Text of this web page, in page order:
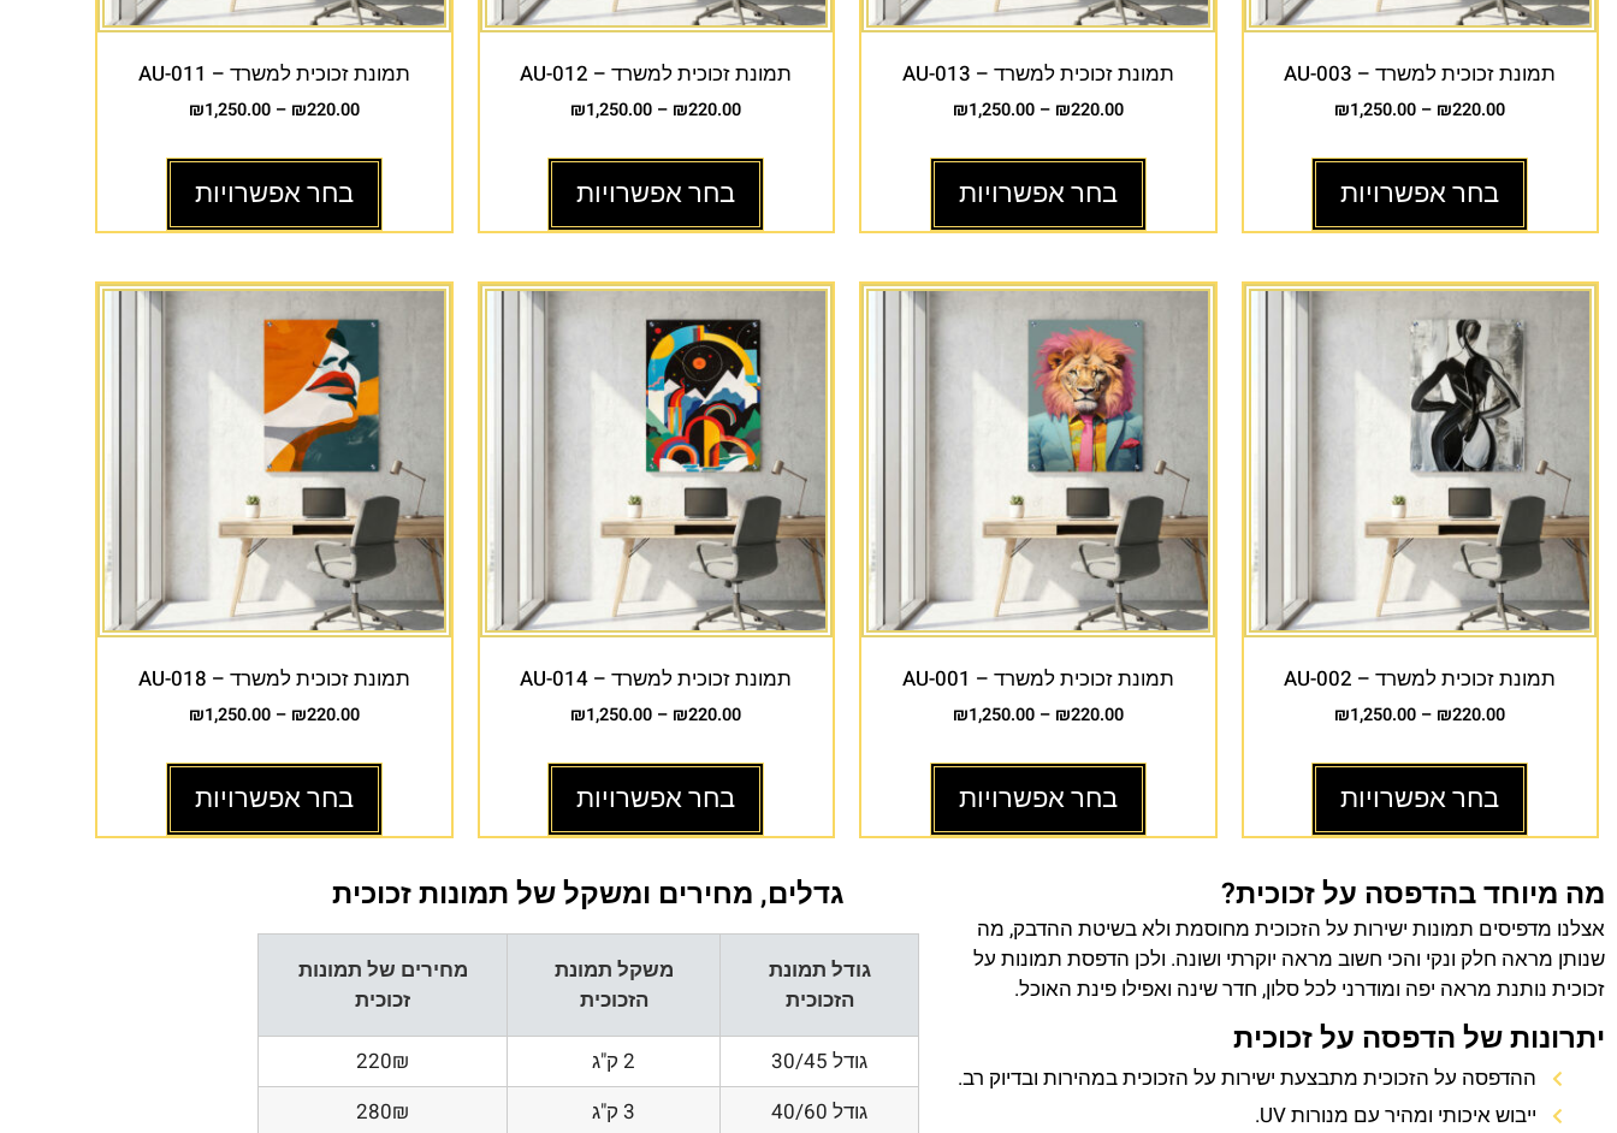
תמונת זכוכית למשרד – AU-003
₪220.00
–
₪1,250.00
בחר אפשרויות
תמונת זכוכית למשרד – AU-013
₪220.00
–
₪1,250.00
בחר אפשרויות
תמונת זכוכית למשרד – AU-012
₪220.00
–
₪1,250.00
בחר אפשרויות
תמונת זכוכית למשרד – AU-011
₪220.00
–
₪1,250.00
בחר אפשרויות
תמונת זכוכית למשרד – AU-002
₪220.00
–
₪1,250.00
בחר אפשרויות
תמונת זכוכית למשרד – AU-001
₪220.00
–
₪1,250.00
בחר אפשרויות
תמונת זכוכית למשרד – AU-014
₪220.00
–
₪1,250.00
בחר אפשרויות
תמונת זכוכית למשרד – AU-018
₪220.00
–
₪1,250.00
בחר אפשרויות
מה מיוחד בהדפסה על זכוכית?
אצלנו מדפיסים תמונות ישירות על הזכוכית מחוסמת ולא בשיטת ההדבק, מה
שנותן מראה חלק ונקי והכי חשוב מראה יוקרתי ושונה. ולכן הדפסת תמונות על
זכוכית נותנת מראה יפה ומודרני לכל סלון, חדר שינה ואפילו פינת האוכל.
יתרונות של הדפסה על זכוכית
ההדפסה על הזכוכית מתבצעת ישירות על הזכוכית במהירות ובדיוק רב.
ייבוש איכותי ומהיר עם מנורות UV.
גדלים, מחירים ומשקל של תמונות זכוכית
גודל תמונת
הזכוכית
משקל תמונת
הזכוכית
מחירים של תמונות
זכוכית
גודל 30/45 2 ק"ג
220₪
גודל 40/60
3 ק"ג
280₪